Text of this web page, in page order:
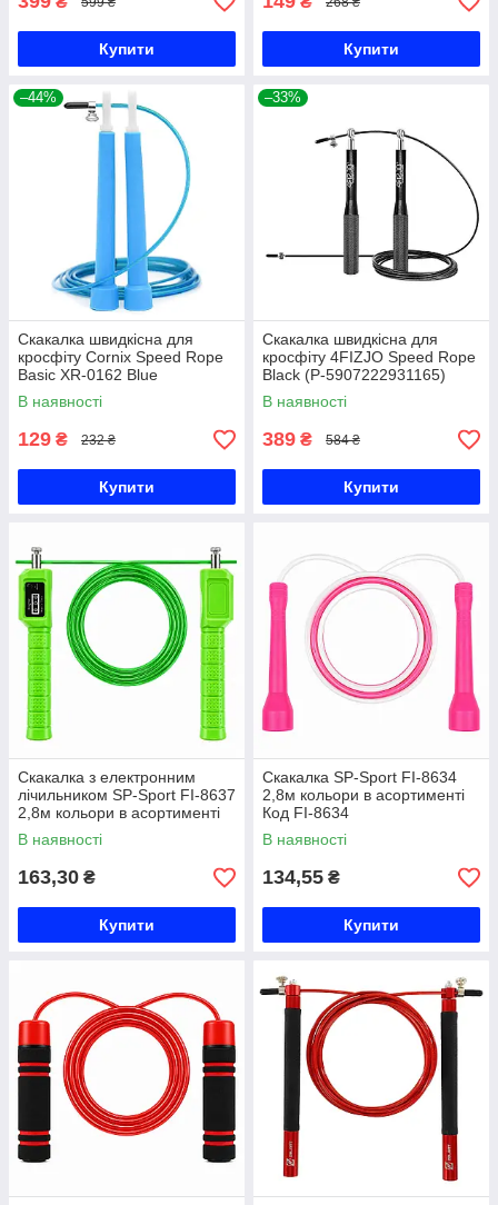
Купити Купити
–44%
Скакалка швидкісна для
кросфіту Cornix Speed Rope
Basic XR-0162 Blue
В наявності
129 ₴ 232 ₴
Купити
–33%
Скакалка швидкісна для
кросфіту 4FIZJO Speed Rope
Black (P-5907222931165)
В наявності
389 ₴ 584 ₴
Купити
Скакалка з електронним
лічильником SP-Sport FI-8637
2,8м кольори в асортименті
Код FI-8637
В наявності
163,30 ₴
Купити
Скакалка SP-Sport FI-8634
2,8м кольори в асортименті
Код FI-8634
В наявності
134,55 ₴
Купити